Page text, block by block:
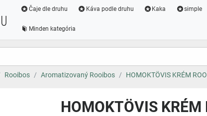
Čaje dle druhu Káva podle druhu Kaka simple
Minden kategória
Rooibos Aromatizovaný Rooibos HOMOKTÖVIS KRÉM
HOMOKTÖVIS KRÉM